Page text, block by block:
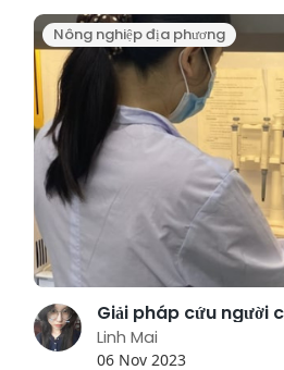
Nông nghiệp địa phương
Linh Mai
06 Nov 2023